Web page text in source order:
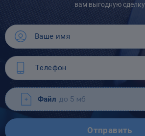
вам выгодную сделку
Файл до 5 мб
Отправить